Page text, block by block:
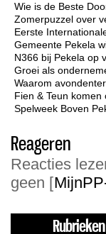
Wie is de Beste
Zomerpuzzel over
Eerste
Gemeente Pekela
N366 bij Pekela op
Groei als
Waarom
Fien & Teun
Spelweek Boven
Reageren
Reacties
geen [
Rubrieken